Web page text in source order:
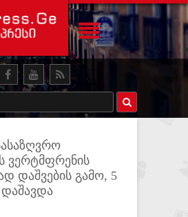
ვერტმფრენის
დაშვების გამო, 5
დაშავდა